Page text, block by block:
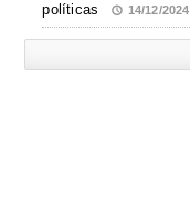
políticas
14/12/2024